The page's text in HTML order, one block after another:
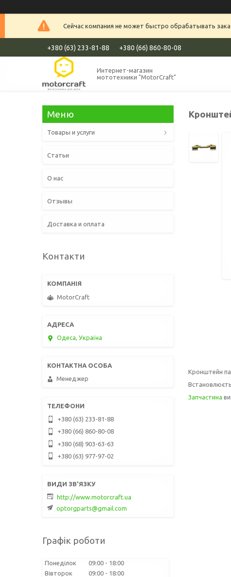
Сейчас компания не может быстро обрабатывать
+380 (63) 233-81-88 +380 (66) 860-80-08
Интернет-магазин
мототехники "MotorCraft"
Кронштейн
Запчастина
Товары и услуги
Статьи
О нас
Отзывы
Доставка и оплата
Контакти
MotorCraft
Одеса, Україна
Менеджер
+380 (63) 233-81-88
+380 (66) 860-80-08
+380 (68) 903-63-63
+380 (63) 977-97-02
http://www.motorcraft.ua
optorgparts@gmail.com
Графік роботи
Понеділок 09:00
18:00
Вівторок
09:00
18:00